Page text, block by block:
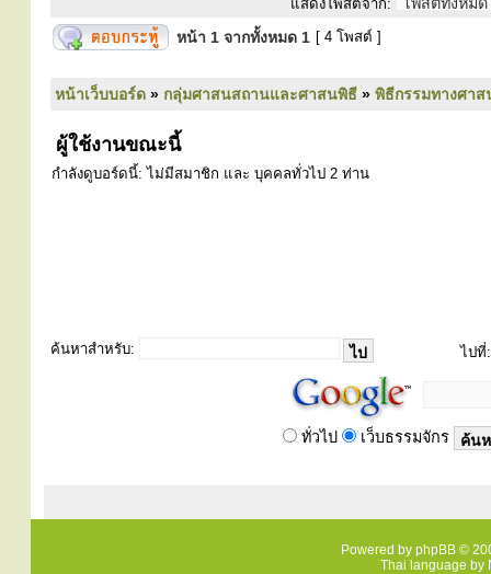
แสดงโพสต์จาก:
หน้า 1 จากทั้งหมด 1 [ 4 โพสต์ ]
หน้าเว็บบอร์ด » กลุ่มศาสนสถานและศาสนพิธี » พิธีกรรมทางศา
ผู้ใช้งานขณะนี้
กำลังดูบอร์ดนี้: ไม่มีสมาชิก และ บุคคลทั่วไป 2 ท่าน
ค้นหาสำหรับ: ไปที่:
ทั่วไป เว็บธรรมจักร
Powered by phpBB ©
Thai language by